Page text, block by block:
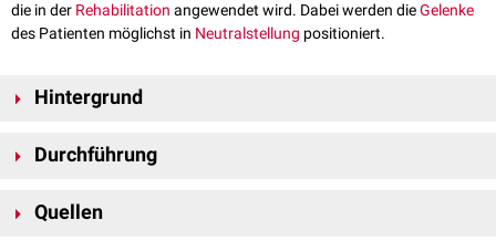
die in der Rehabilitation angewendet wird. Dabei werden dieGelenke
des Patienten möglichst in Neutralstellung positioniert.
Hintergrund
Akutversorung, während eines rehabilitativen Prozesses und in der
einer Lagerung ist es, den Komfort des Patienten sicherzustellen,
sekundären
pulmonalen
Durchführung
Körperabschnitte so weit wie möglich in die
Quellen